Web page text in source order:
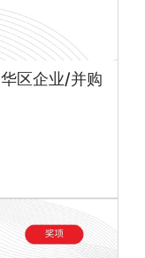
区企业/并购